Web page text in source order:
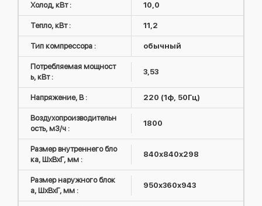
Холод, кВт : 10,0
Тепло, кВт : 11,2
Тип компрессора : обычный
Потребляемая мощност
ь, кВт :
3,53
Напряжение, В : 220 (1ф, 50Гц)
Воздухопроизводительн
ость, м3/ч :
1800
Размер внутреннего бло
ка, ШxВxГ, мм :
840х840х298
Размер наружного блок
а, ШxВxГ, мм :
950х360х943